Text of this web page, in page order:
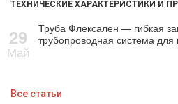
ТЕХНИЧЕСКИЕ ХАРАКТЕРИСТИКИ И
29
Май
Труба Флексален — гибкая
трубопроводная система
Все статьи